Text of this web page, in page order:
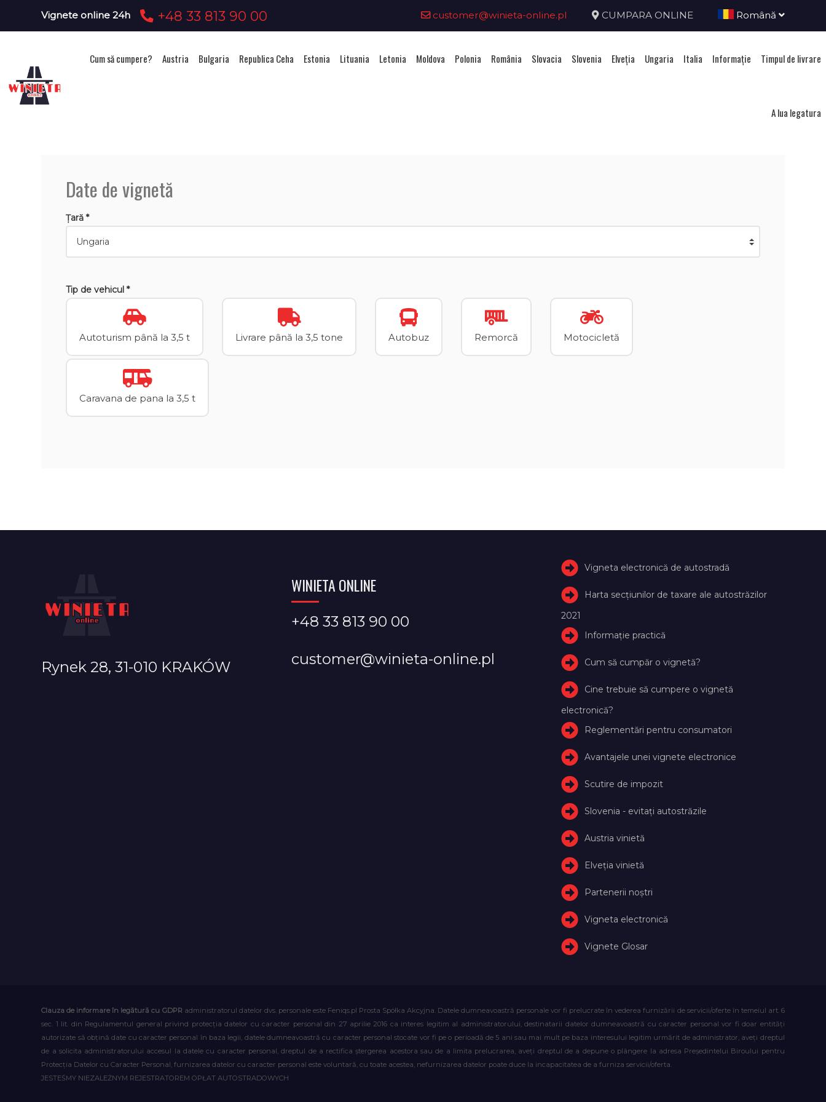
Vignete online 24h +48 33 813 90 00 customer@winieta-online.pl CUMPARA ONLINE Română
Cum să cumpere? Austria Bulgaria Republica Ceha Estonia Lituania Letonia Moldova Polonia România Slovacia Slovenia Elveţia Ungaria Italia Informație Timpul de livrare
A lua legatura
Date de vignetă
Țară *
Tip de vehicul *
Autoturism până la 3,5 t Livrare până la 3,5 tone Autobuz Remorcă Motocicletă
Caravana de pana la 3,5 t
Rynek 28, 31-010 KRAKÓW
WINIETA ONLINE
+48 33 813 90 00
customer@winieta-online.pl
Vigneta electronică de autostradă
Harta secțiunilor de taxare ale autostrăzilor
2021
Informație practică
Cum să cumpăr o vignetă?
Cine trebuie să cumpere o vignetă
electronică?
Reglementări pentru consumatori
Avantajele unei vignete electronice
Scutire de impozit
Slovenia - evitați autostrăzile
Austria vinietă
Elveţia vinietă
Partenerii noștri
Vigneta electronică
Vignete Glosar
Clauza de informare în legătură cu GDPR administratorul datelor dvs. personale este Feniqs.pl Prosta Spółka Akcyjna. Datele dumneavoastră personale vor fi prelucrate în vederea furnizării de servicii/oferte în temeiul art. 6
sec. 1 lit. din Regulamentul general privind protecția datelor cu caracter personal din 27 aprilie 2016 ca interes legitim al administratorului, destinatarii datelor dumneavoastră cu caracter personal vor fi doar entități
autorizate să obțină date cu caracter personal în baza legii, datele dumneavoastră cu caracter personal stocate vor fi pe o perioadă de 5 ani sau mai mult pe baza interesului legitim urmărit de administrator, aveți dreptul
de a solicita administratorului accesul la datele cu caracter personal, dreptul de a rectifica ștergerea acestora sau de a limita prelucrarea, aveți dreptul de a depune o plângere la adresa Președintelui Biroului pentru
Protecția Datelor cu Caracter Personal, furnizarea datelor cu caracter personal este voluntară, cu toate acestea, nefurnizarea datelor poate duce la incapacitatea de a furniza servicii/oferta.
JESTEŚMY NIEZALEŻNYM REJESTRATOREM OPŁAT AUTOSTRADOWYCH